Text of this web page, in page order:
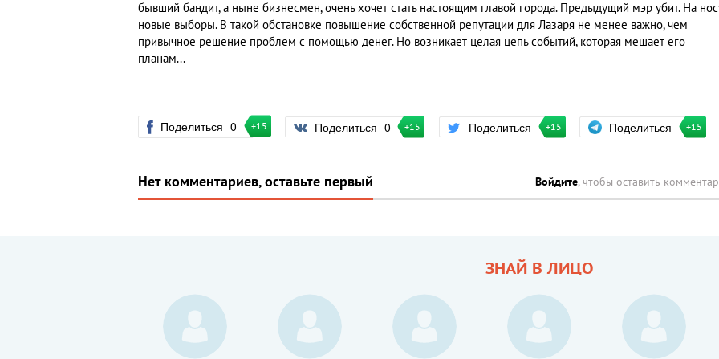
бывший бандит, а ныне бизнесмен, очень хочет стать настоящим главой города. Предыдущий мэр убит. На
новые выборы. В такой обстановке повышение собственной репутации для Лазаря не менее важно, чем
привычное решение проблем с помощью денег. Но возникает целая цепь событий, которая мешает его
планам...
Поделиться 0 +15 Поделиться 0 +15 Поделиться +15 Поделиться +15
Нет комментариев, оставьте первый Войдите, чтобы оставить
ЗНАЙ В ЛИЦО